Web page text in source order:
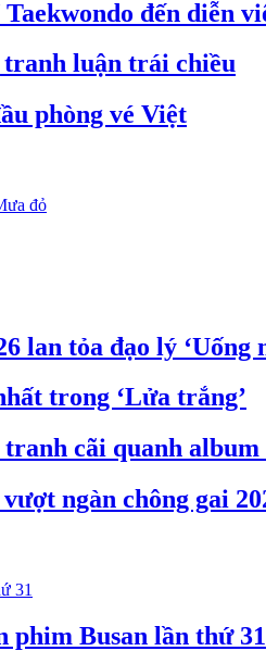
đến diễn
luận trái chiều
phòng vé Việt
đỏ
lan tỏa đạo lý ‘Uống
trong ‘Lửa trắng’
cãi quanh
ngàn chông gai
phim Busan lần thứ 31